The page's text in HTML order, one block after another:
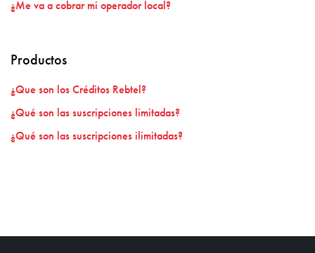
¿Me va a cobrar mi operador local?
Productos
¿Que son los Créditos Rebtel?
¿Qué son las suscripciones limitadas?
¿Qué son las suscripciones ilimitadas?